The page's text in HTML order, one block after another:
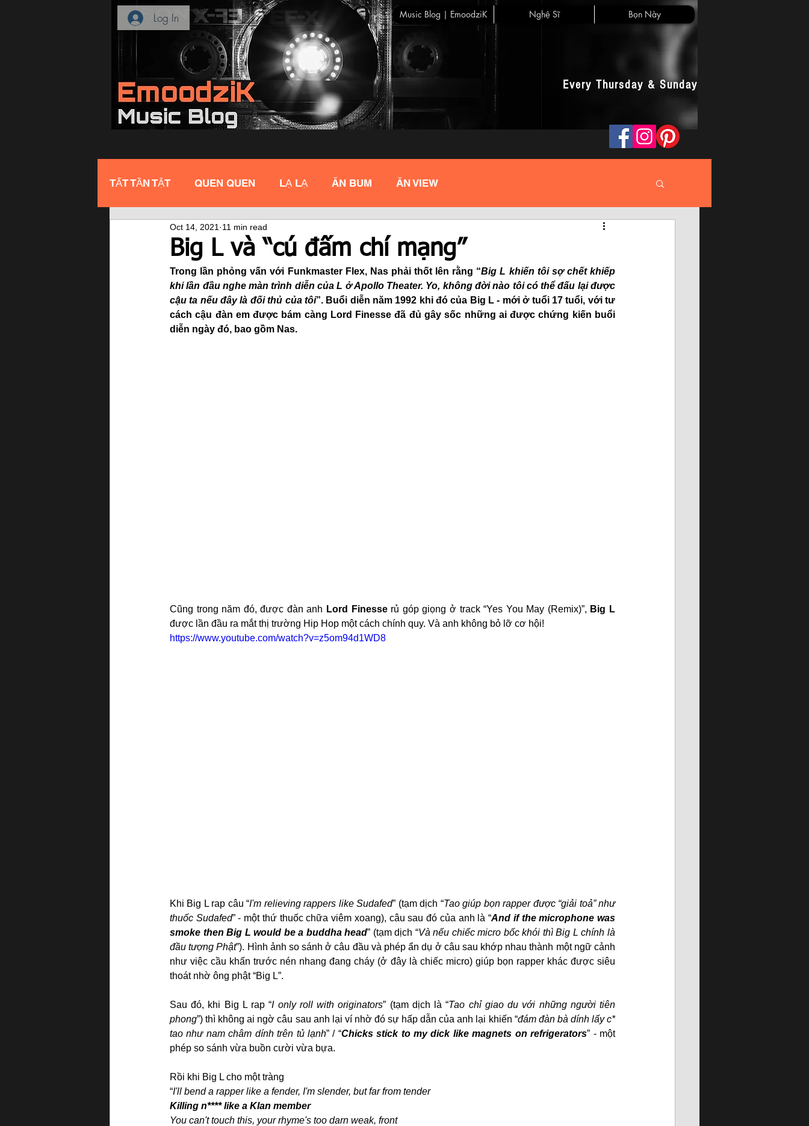
Music Blog | EmoodziK Nghệ Sĩ Bọn Này
Log In
Every Thursday & Sunday
TẤT TẦN TẬT QUEN QUEN LẠ LẠ ĂN BUM ĂN VIEW
Big L và “cú đấm chí mạng”
Oct 14, 2021 11 min read
Trong lần phỏng vấn với Funkmaster Flex, Nas phải thốt lên rằng “Big L khiến tôi sợ chết khiếp
khi lần đầu nghe màn trình diễn của L ở Apollo Theater. Yo, không đời nào tôi có thể đấu lại được
cậu ta nếu đây là đối thủ của tôi”. Buổi diễn năm 1992 khi đó của Big L - mới ở tuổi 17 tuổi, với tư
cách cậu đàn em được bám càng Lord Finesse đã đủ gây sốc những ai được chứng kiến buổi
diễn ngày đó, bao gồm Nas.
Cũng trong năm đó, được đàn anh Lord Finesse rủ góp giọng ở track “Yes You May (Remix)”, Big L
được lần đầu ra mắt thị trường Hip Hop một cách chính quy. Và anh không bỏ lỡ cơ hội!
https://www.youtube.com/watch?v=z5om94d1WD8
Khi Big L rap câu “I'm relieving rappers like Sudafed” (tạm dịch “Tao giúp bọn rapper được “giải toả” như
thuốc Sudafed” - một thứ thuốc chữa viêm xoang), câu sau đó của anh là “And if the microphone was
smoke then Big L would be a buddha head” (tạm dịch “Và nếu chiếc micro bốc khói thì Big L chính là
đầu tượng Phật”). Hình ảnh so sánh ở câu đầu và phép ẩn dụ ở câu sau khớp nhau thành một ngữ cảnh
như việc cầu khấn trước nén nhang đang cháy (ở đây là chiếc micro) giúp bọn rapper khác được siêu
thoát nhờ ông phật “Big L”.
Sau đó, khi Big L rap “I only roll with originators” (tạm dịch là “Tao chỉ giao du với những người tiên
phong”) thì không ai ngờ câu sau anh lại ví nhờ đó sự hấp dẫn của anh lại khiến “đám đàn bà dính lấy c*
tao như nam châm dính trên tủ lạnh” / “Chicks stick to my dick like magnets on refrigerators” - một
phép so sánh vừa buồn cười vừa bựa.
Rồi khi Big L cho một tràng
“I'll bend a rapper like a fender, I'm slender, but far from tender
Killing n**** like a Klan member
You can't touch this, your rhyme's too darn weak, front